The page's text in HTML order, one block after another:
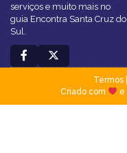
serviços e muito mais no
guia Encontra Santa Cruz do
Sul.
Termos|
Criado com
e